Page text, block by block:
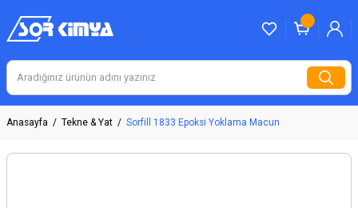
Anasayfa Tekne & Yat Sorfill 1833 Epoksi Yoklama Macun